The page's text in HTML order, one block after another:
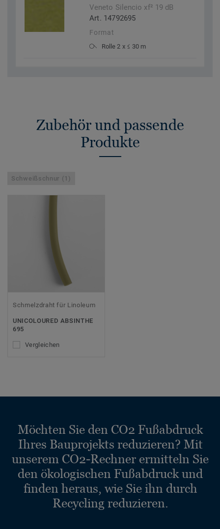
Veneto Silencio xf² 19 dB
Art. 14792695
Format
Rolle 2 x ≤ 30 m
Zubehör und passende
Produkte
Schweißschnur (1)
Schmelzdraht für Linoleum
UNICOLOURED ABSINTHE
695
Vergleichen
Möchten Sie den CO2 Fußabdruck
Ihres Bauprojekts reduzieren? Mit
unserem CO2-Rechner ermitteln Sie
den ökologischen Fußabdruck und
finden heraus, wie Sie ihn durch
Recycling reduzieren.